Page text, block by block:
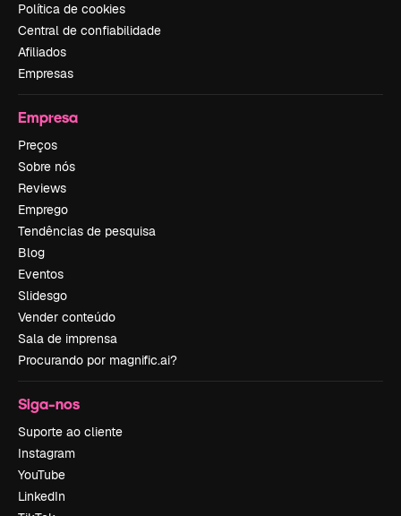
Política de cookies
Central de confiabilidade
Afiliados
Empresas
Empresa
Preços
Sobre nós
Reviews
Emprego
Tendências de pesquisa
Blog
Eventos
Slidesgo
Vender conteúdo
Sala de imprensa
Procurando por magnific.ai?
Siga-nos
Suporte ao cliente
Instagram
YouTube
LinkedIn